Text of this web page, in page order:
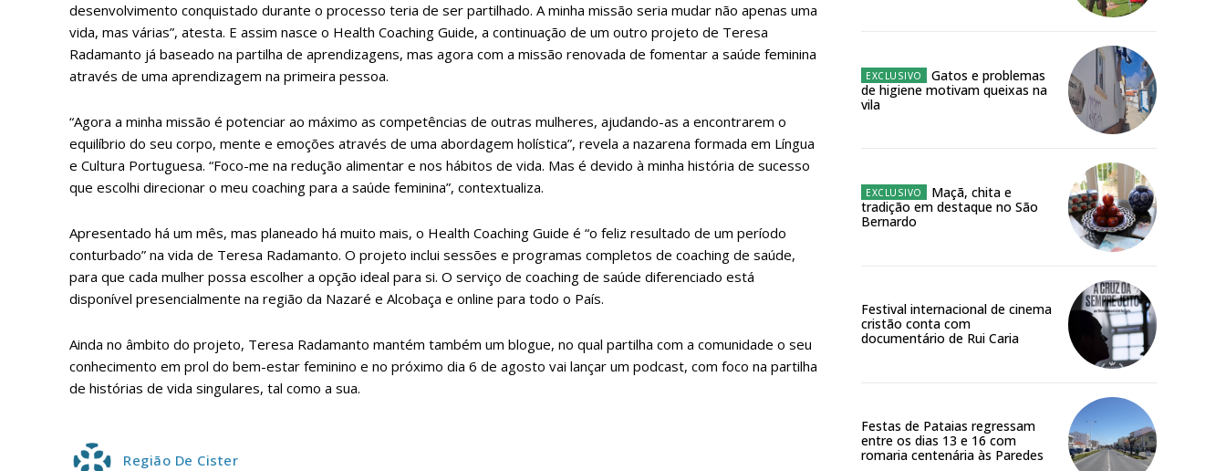
12 meses
Edição em papel entregue à Quinta-feira
em sua casa
Acesso aos conteúdos Exclusivos para
assinantes
Ofertas para assinatura anual
Escolha o plano
12 meses
Acesso ao conteúdo online
Acesso aos conteúdos Exclusivos para
desenvolvimento conquistado durante o processo teria de ser partilhado. A minha missão seria mudar não apenas uma
vida, mas várias”, atesta. E assim nasce o Health Coaching Guide, a continuação de um outro projeto de Teresa
Radamanto já baseado na partilha de aprendizagens, mas agora com a missão renovada de fomentar a saúde feminina
através de uma aprendizagem na primeira pessoa.
“Agora a minha missão é potenciar ao máximo as competências de outras mulheres, ajudando-as a encontrarem o
equilíbrio do seu corpo, mente e emoções através de uma abordagem holística”, revela a nazarena formada em Língua
e Cultura Portuguesa. “Foco-me na redução alimentar e nos hábitos de vida. Mas é devido à minha história de sucesso
que escolhi direcionar o meu coaching para a saúde feminina”, contextualiza.
Apresentado há um mês, mas planeado há muito mais, o Health Coaching Guide é “o feliz resultado de um período
conturbado” na vida de Teresa Radamanto. O projeto inclui sessões e programas completos de coaching de saúde,
para que cada mulher possa escolher a opção ideal para si. O serviço de coaching de saúde diferenciado está
disponível presencialmente na região da Nazaré e Alcobaça e online para todo o País.
Ainda no âmbito do projeto, Teresa Radamanto mantém também um blogue, no qual partilha com a comunidade o seu
conhecimento em prol do bem-estar feminino e no próximo dia 6 de agosto vai lançar um podcast, com foco na partilha
de histórias de vida singulares, tal como a sua.
Região De Cister
Gatos e problemas
de higiene motivam queixas na
vila
Maçã, chita e
tradição em destaque no São
Bernardo
Festival internacional de cinema
cristão conta com
documentário de Rui Caria
Festas de Pataias regressam
entre os dias 13 e 16 com
romaria centenária às Paredes